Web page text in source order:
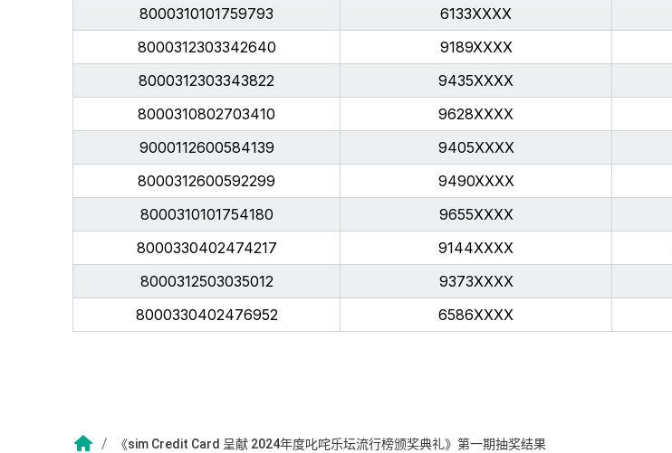
8000310101759793
6133XXXX
8000312303342640
9189XXXX
8000312303343822
9435XXXX
8000310802703410
9628XXXX
9000112600584139
9405XXXX
8000312600592299
9490XXXX
8000310101754180
9655XXXX
8000330402474217
9144XXXX
8000312503035012
9373XXXX
8000330402476952
6586XXXX
/ 《sim Credit Card 呈献 2024年度叱咤乐坛流行榜颁奖典礼》第一期抽奖结果